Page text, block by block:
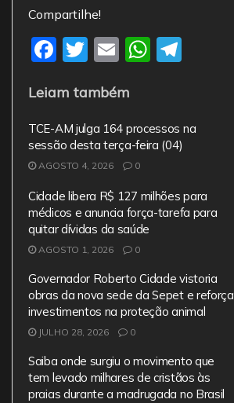
Compartilhe!
F
c
e
b
o
o
k
T
itt
er
E
ai
l
W
s
A
p
gr
Leiam também
TCE-AM julga 164 processos na
sessão desta terça-feira (04)
AGOSTO 4, 2026 0
Cidade libera R$ 127 milhões para
médicos e anuncia força-tarefa para
quitar dívidas da saúde
AGOSTO 1, 2026 0
Governador Roberto Cidade vistoria
obras da nova sede da Sepet e reforça
investimentos na proteção animal
JULHO 28, 2026 0
Saiba onde surgiu o movimento que
tem levado milhares de cristãos às
praias durante a madrugada no Brasil